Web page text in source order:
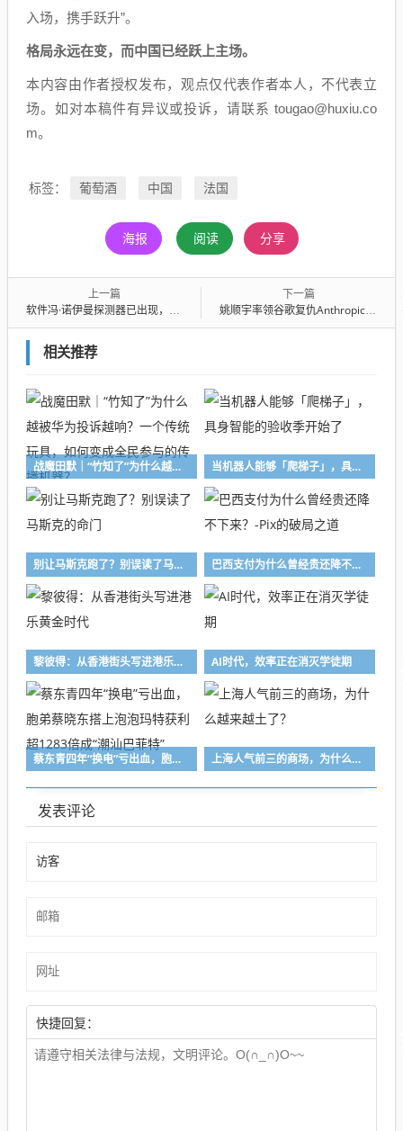
入场，携手跃升”。
格局永远在变，而中国已经跃上主场。
本内容由作者授权发布，观点仅代表作者本人，不代表立
场。如对本稿件有异议或投诉，请联系 tougao@huxiu.co
m。
标签： 葡萄酒 中国 法国
海报 阅读 分享
上一篇
软件冯·诺伊曼探测器已出现，文明级洗牌正在发生
下一篇
姚顺宇率领谷歌复仇Anthropic，“没有你才更好”
相关推荐
战魔田默｜“竹知了”为什么越被华为投诉越响？一个传统玩具，如何变成全民参与的传播机器？ 当机器人能够「爬梯子」，具身智能的验收季开始了
别让马斯克跑了？别误读了马斯克的命门 巴西支付为什么曾经贵还降不下来？-Pix的破局之道
黎彼得：从香港街头写进港乐黄金时代 AI时代，效率正在消灭学徒期
蔡东青四年“换电”亏出血，胞弟蔡晓东搭上泡泡玛特获利超1283倍成“潮汕巴菲特” 上海人气前三的商场，为什么越来越土了？
发表评论
快捷回复：